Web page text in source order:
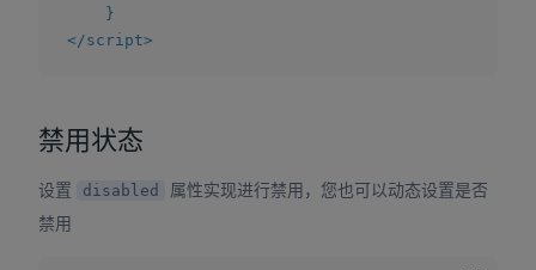
}
</script>
禁用状态
设置 disabled
属性实现进行禁用，您也可以动态设置是否
禁用